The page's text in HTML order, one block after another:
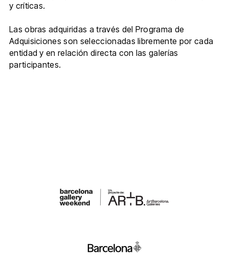
y críticas.
Las obras adquiridas a través del Programa de
Adquisiciones son seleccionadas libremente por cada
entidad y en relación directa con las galerías
participantes.